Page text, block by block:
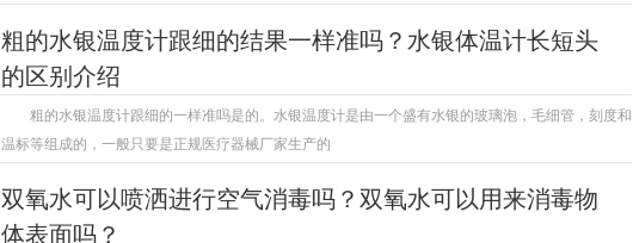
粗的水银温度计跟细的结果一样准吗？水银体温计长短头
的区别介绍
粗的水银温度计跟细的一样准吗是的。水银温度计是由一个盛有水银的玻璃泡，毛细管，刻度和
温标等组成的，一般只要是正规医疗器械厂家生产的
双氧水可以喷洒进行空气消毒吗？双氧水可以用来消毒物
体表面吗？